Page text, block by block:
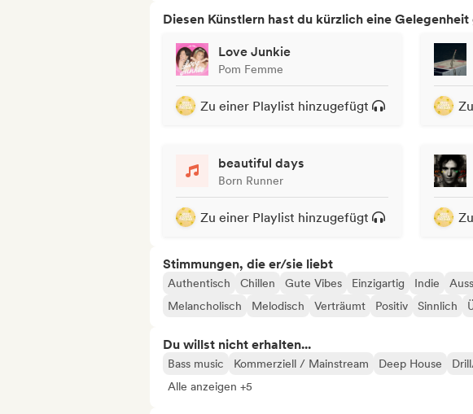
Diesen Künstlern hast du kürzlich eine
Love Junkie
Pom Femme
Zu einer Playlist hinzugefügt
beautiful days
Born Runner
Zu einer Playlist hinzugefügt
Stimmungen, die er/sie liebt
Authentisch Chillen Gute Vibes Einzigartig Indie
Melancholisch
Melodisch Verträumt Positiv Sinnlich
Du willst nicht erhalten...
Bass music Kommerziell / Mainstream Deep House
Alle anzeigen +5